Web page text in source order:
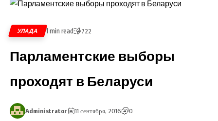
УЛАДА 1 min read 722
Парламентские выборы
проходят в Беларуси
Administrator 11 сентября, 2016 0